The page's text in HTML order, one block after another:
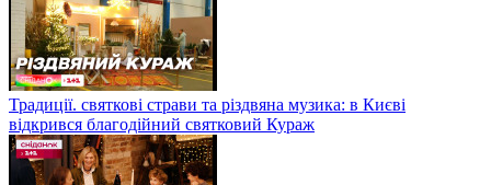
Традиції. святкові страви та різдвяна музика: в Києві
відкрився благодійний святковий Кураж